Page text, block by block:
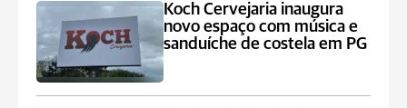
Koch Cervejaria inaugura
novo espaço com música e
sanduíche de costela em PG